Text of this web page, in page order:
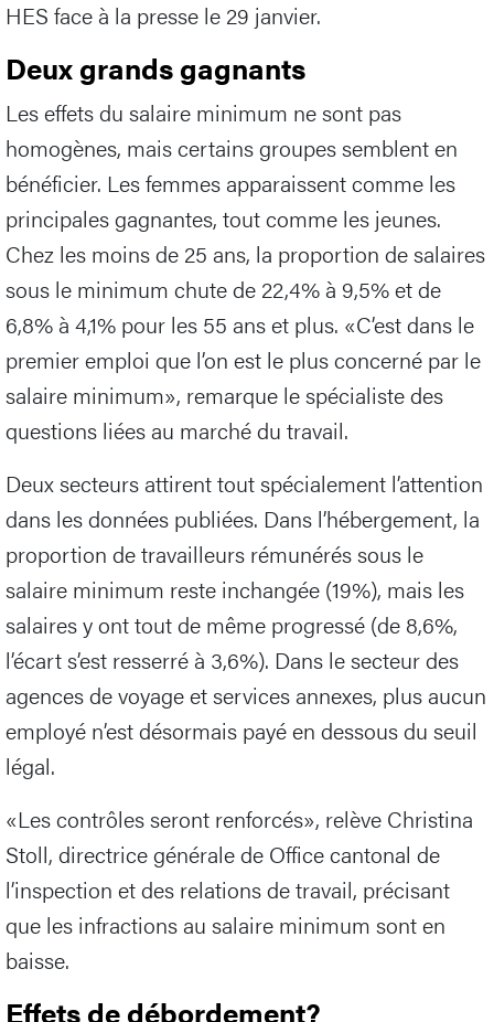
HES face à la presse le 29 janvier.
Deux grands gagnants
Les effets du salaire minimum ne sont pas
homogènes, mais certains groupes semblent en
bénéficier. Les femmes apparaissent comme les
principales gagnantes, tout comme les jeunes.
Chez les moins de 25 ans, la proportion de salaires
sous le minimum chute de 22,4% à 9,5% et de
6,8% à 4,1% pour les 55 ans et plus. «C’est dans le
premier emploi que l’on est le plus concerné par le
salaire minimum», remarque le spécialiste des
questions liées au marché du travail.
Deux secteurs attirent tout spécialement l’attention
dans les données publiées. Dans l’hébergement, la
proportion de travailleurs rémunérés sous le
salaire minimum reste inchangée (19%), mais les
salaires y ont tout de même progressé (de 8,6%,
l’écart s’est resserré à 3,6%). Dans le secteur des
agences de voyage et services annexes, plus aucun
employé n’est désormais payé en dessous du seuil
légal.
«Les contrôles seront renforcés», relève Christina
Stoll, directrice générale de Office cantonal de
l’inspection et des relations de travail, précisant
que les infractions au salaire minimum sont en
baisse.
Effets de débordement?